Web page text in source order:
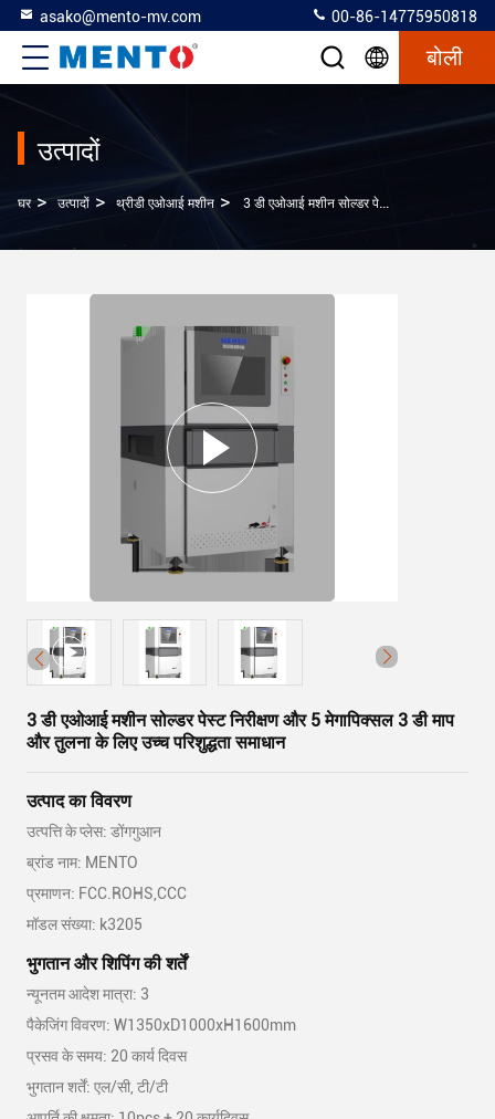
asako@mento-mv.com 00-86-14775950818
बोली
उत्पादों
घर > उत्पादों > थ्रीडी एओआई मशीन > 3 डी एओआई मशीन सोल्डर पेस्ट निरीक्षण और 5 मेगापिक्सल 3 डी माप और तुलना के लिए उच्च परिशुद्धता समाधान
3 डी एओआई मशीन सोल्डर पेस्ट निरीक्षण और 5 मेगापिक्सल 3 डी माप
और तुलना के लिए उच्च परिशुद्धता समाधान
उत्पाद का विवरण
उत्पत्ति के प्लेस: डोंगगुआन
ब्रांड नाम: MENTO
प्रमाणन: FCC.ROHS,CCC
मॉडल संख्या: k3205
भुगतान और शिपिंग की शर्तें
न्यूनतम आदेश मात्रा: 3
पैकेजिंग विवरण: W1350xD1000xH1600mm
प्रसव के समय: 20 कार्य दिवस
भुगतान शर्तें: एल/सी, टी/टी